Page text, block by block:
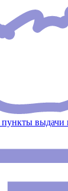
пункты